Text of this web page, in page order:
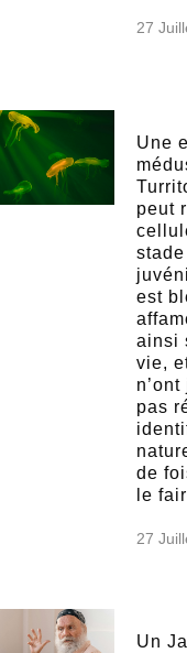
27
Une
peut
est
ainsi
vie,
pas
de
le
27
Un